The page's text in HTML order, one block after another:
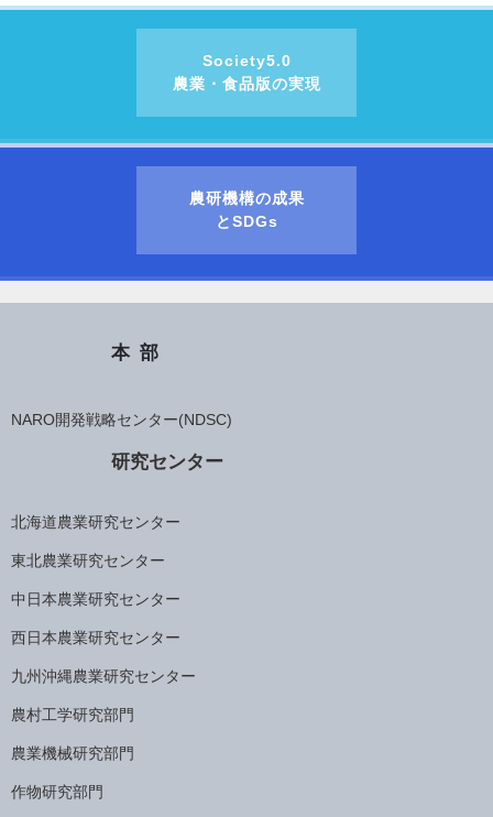
Society5.0
農業・食品版の実現
農研機構の成果
とSDGs
本部
NARO開発戦略センター(NDSC)
研究センター
北海道農業研究センター
東北農業研究センター
中日本農業研究センター
西日本農業研究センター
九州沖縄農業研究センター
農村工学研究部門
農業機械研究部門
作物研究部門